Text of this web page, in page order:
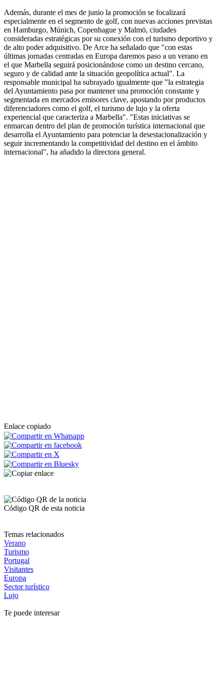
Además, durante el mes de junio la promoción se focalizará
especialmente en el segmento de golf, con nuevas acciones previstas
en Hamburgo, Múnich, Copenhague y Malmö, ciudades
consideradas estratégicas por su conexión con el turismo deportivo y
de alto poder adquisitivo. De Arce ha señalado que "con estas
últimas jornadas centradas en Europa daremos paso a un verano en
el que Marbella seguirá posicionándose como un destino cercano,
seguro y de calidad ante la situación geopolítica actual". La
responsable municipal ha subrayado igualmente que "la estrategia
del Ayuntamiento pasa por mantener una promoción constante y
segmentada en mercados emisores clave, apostando por productos
diferenciadores como el golf, el turismo de lujo y la oferta
experiencial que caracteriza a Marbella". "Estas iniciativas se
enmarcan dentro del plan de promoción turística internacional que
desarrolla el Ayuntamiento para potenciar la desestacionalización y
seguir incrementando la competitividad del destino en el ámbito
internacional", ha añadido la directora general.
Enlace copiado
Código QR de esta noticia
Temas relacionados
Verano
Turismo
Portugal
Visitantes
Europa
Sector turístico
Lujo
Te puede interesar